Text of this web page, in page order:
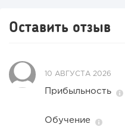
Оставить отзыв
10 АВГУСТА 2026
Прибыльность
Обучение